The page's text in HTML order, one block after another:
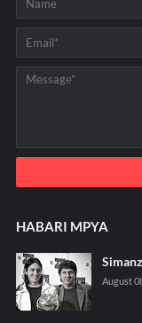
HABARI MPYA
August